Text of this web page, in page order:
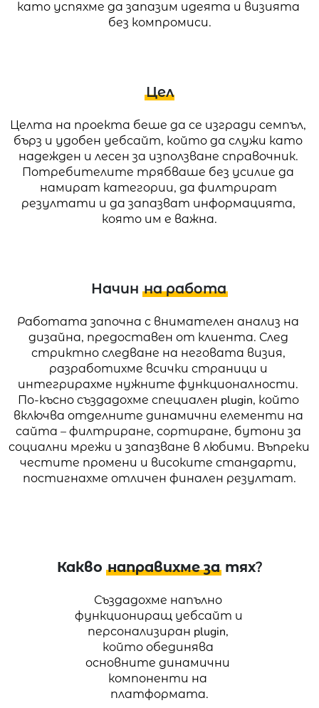
като успяхме да запазим идеята и визията
без компромиси.
Цел
Целта на проекта беше да се изгради семпъл,
бърз и удобен уебсайт, който да служи като
надежден и лесен за използване справочник.
Потребителите трябваше без усилие да
намират категории, да филтрират
резултати и да запазват информацията,
която им е важна.
Начинна работа
Работата започна с внимателен анализ на
дизайна, предоставен от клиента. След
стриктно следване на неговата визия,
разработихме всички страници и
интегрирахме нужните функционалности.
По-късно създадохме специален plugin, който
включва отделните динамични елементи на
сайта – филтриране, сортиране, бутони за
социални мрежи и запазване в любими. Въпреки
честите промени и високите стандарти,
постигнахме отличен финален резултат.
Каквонаправихме затях?
Създадохме напълно
функциониращ уебсайт и
персонализиран plugin,
който обединява
основните динамични
компоненти на
платформата.